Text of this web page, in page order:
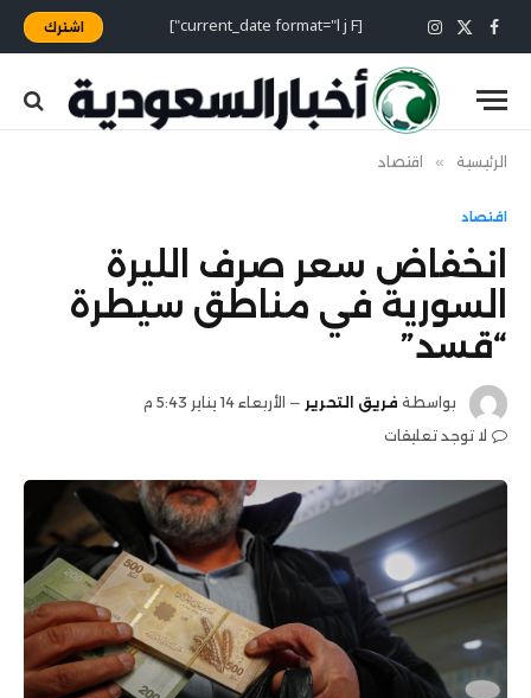
فيسبوك
X
(Twitter)
الانستغرام [current_date format="l j F"] اشترك
الرئيسية » اقتصاد
اقتصاد
انخفاض سعر صرف الليرة
السورية في مناطق سيطرة
“قسد”
بواسطة فريق التحرير
الأربعاء 14 يناير 5:43 م
لا توجد تعليقات